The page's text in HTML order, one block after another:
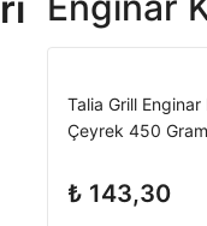
Talia Grill Enginar
Çeyrek 450 Gram
₺ 143,30